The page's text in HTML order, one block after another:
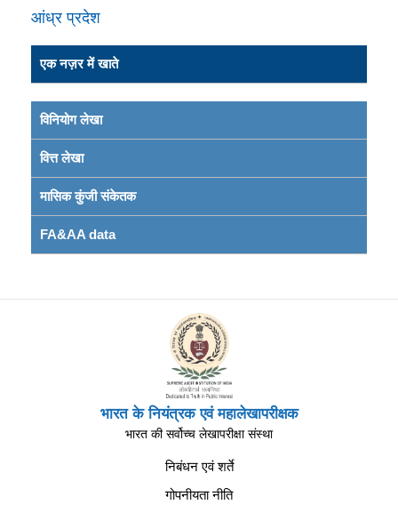
आंध्र प्रदेश
एक नज़र में खाते
विनियोग लेखा
वित्त लेखा
मासिक कुंजी संकेतक
FA&AA data
भारत के नियंत्रक एवं महालेखापरीक्षक
भारत की सर्वोच्च लेखापरीक्षा संस्था
निबंधन एवं शर्ते
गोपनीयता नीति